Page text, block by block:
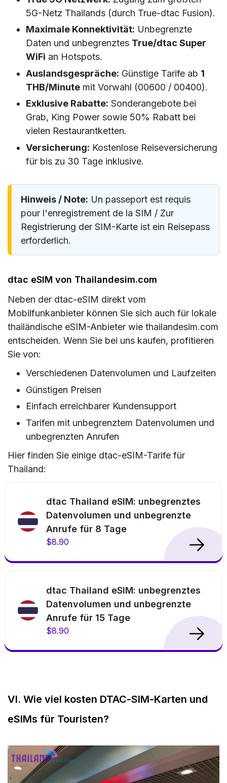
5G-Netz Thailands (durch True-dtac Fusion).
Maximale Konnektivität: Unbegrenzte
Daten und unbegrenztes True/dtac Super
WiFi an Hotspots.
Auslandsgespräche: Günstige Tarife ab 1
THB/Minute mit Vorwahl (00600 / 00400).
Exklusive Rabatte: Sonderangebote bei
Grab, King Power sowie 50% Rabatt bei
vielen Restaurantketten.
Versicherung: Kostenlose Reiseversicherung
für bis zu 30 Tage inklusive.
Hinweis / Note: Un passeport est requis
pour l'enregistrement de la SIM / Zur
Registrierung der SIM-Karte ist ein Reisepass
erforderlich.
dtac eSIM von Thailandesim.com
Neben der dtac-eSIM direkt vom
Mobilfunkanbieter können Sie sich auch für lokale
thailändische eSIM-Anbieter wie thailandesim.com
entscheiden. Wenn Sie bei uns kaufen, profitieren
Sie von:
Verschiedenen Datenvolumen und Laufzeiten
Günstigen Preisen
Einfach erreichbarer Kundensupport
Tarifen mit unbegrenztem Datenvolumen und
unbegrenzten Anrufen
Hier finden Sie einige dtac-eSIM-Tarife für
Thailand:
dtac Thailand eSIM: unbegrenztes
Datenvolumen und unbegrenzte
Anrufe für 8 Tage
$8.90
dtac Thailand eSIM: unbegrenztes
Datenvolumen und unbegrenzte
Anrufe für 15 Tage
$8.90
VI. Wie viel kosten DTAC-SIM-Karten und
eSIMs für Touristen?